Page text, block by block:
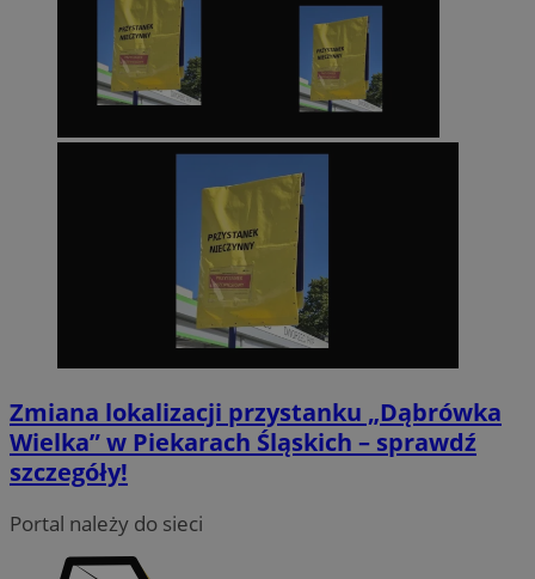
Zmiana lokalizacji przystanku „Dąbrówka
Wielka” w Piekarach Śląskich – sprawdź
szczegóły!
Portal należy do sieci